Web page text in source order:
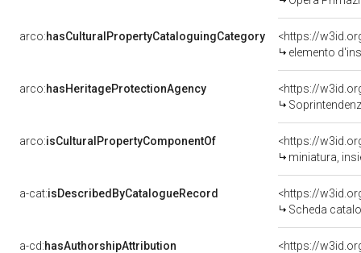
arco:hasCulturalPropertyCataloguingCategory
<https://
elemento
arco:hasHeritageProtectionAgency
<https://
arco:isCulturalPropertyComponentOf
<https://
miniatura,
a-cat:isDescribedByCatalogueRecord
<https://
Scheda
a-cd:hasAuthorshipAttribution